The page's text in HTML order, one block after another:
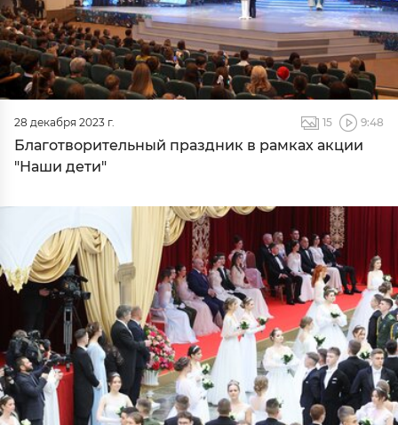
28 декабря 2023 г. 15 9:48
Благотворительный праздник в рамках акции
"Наши дети"